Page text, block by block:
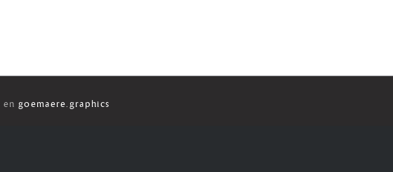
en goemaere.graphics